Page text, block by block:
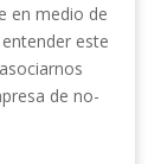
en medio de
este
de no-